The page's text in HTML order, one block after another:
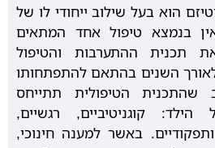
הוא בעל שילוב ייחודי לו של
אין בנמצא טיפול אחד המתאים
תכנית ההתערבות והטיפול
לאורך השנים בהתאם להתפתחותו
שהתכנית הטיפולית תתייחס
קוגניטיביים, רגשיים,
באשר למענה חינוכי,